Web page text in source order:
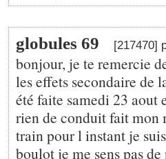
globules 69 [217470]
bonjour, je te remercie
les effets secondaire de
été faite samedi 23 aout
rien de conduit fait mon
train pour l instant je
boulot je me sens pas